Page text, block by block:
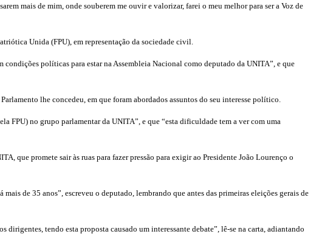
mais de mim, onde souberem me ouvir e valorizar, farei o meu melhor para ser a Voz de
Unida (FPU), em representação da sociedade civil.
condições políticas para estar na Assembleia Nacional como deputado da UNITA”, e que
lhe concedeu, em que foram abordados assuntos do seu interesse político.
FPU) no grupo parlamentar da UNITA”, e que “esta dificuldade tem a ver com uma
que promete sair às ruas para fazer pressão para exigir ao Presidente João Lourenço o
de 35 anos”, escreveu o deputado, lembrando que antes das primeiras eleições gerais de
tendo esta proposta causado um interessante debate”, lê-se na carta, adiantando